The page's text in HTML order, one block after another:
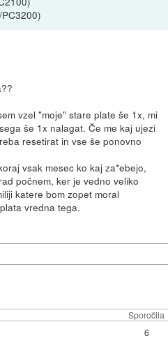
vzel "moje" stare plate še 1x, mi
še 1x nalagat. Če me kaj ujezi
resetirat in vse še ponovno
vsak mesec ko kaj za*ebejo,
počnem, ker je vedno veliko
katere bom zopet moral
vredna tega.
Sporočila
6